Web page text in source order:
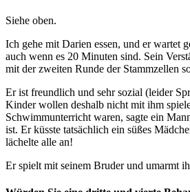
Siehe oben.
Ich gehe mit Darien essen, und er wartet
auch wenn es 20 Minuten sind. Sein
mit der zweiten Runde der Stammzellen
Er ist freundlich und sehr sozial (leider
Kinder wollen deshalb nicht mit ihm
Schwimmunterricht waren, sagte ein
ist. Er küsste tatsächlich ein süßes
lächelte alle an!
Er spielt mit seinem Bruder und umarmt